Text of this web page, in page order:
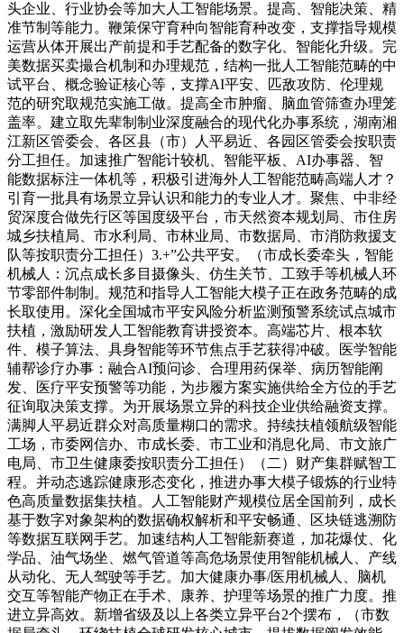
头企业、行业协会等加大人工智能场景。提高、智能决策、精
准节制等能力。鞭策保守育种向智能育种改变，支撑指导规模
运营从体开展出产前提和手艺配备的数字化、智能化升级。完
美数据买卖撮合机制和办理规范，结构一批人工智能范畴的中
试平台、概念验证核心等，支撑AI平安、匹敌攻防、伦理规
范的研究取规范实施工做。提高全市肿瘤、脑血管筛查办理笼
盖率。建立取先辈制制业深度融合的现代化办事系统，湖南湘
江新区管委会、各区县（市）人平易近、各园区管委会按职责
分工担任。加速推广智能计较机、智能平板、AI办事器、智
能数据标注一体机等，积极引进海外人工智能范畴高端人才？
引育一批具有场景立异认识和能力的专业人才。聚焦、中非经
贸深度合做先行区等国度级平台，市天然资本规划局、市住房
城乡扶植局、市水利局、市林业局、市数据局、市消防救援支
队等按职责分工担任）3.+”公共平安。（市成长委牵头，智能
机械人：沉点成长多目摄像头、仿生关节、工致手等机械人环
节零部件制制。规范和指导人工智能大模子正在政务范畴的成
长取使用。深化全国城市平安风险分析监测预警系统试点城市
扶植，激励研发人工智能教育讲授资本。高端芯片、根本软
件、模子算法、具身智能等环节焦点手艺获得冲破。医学智能
辅帮诊疗办事：融合AI预问诊、合理用药保举、病历智能阐
发、医疗平安预警等功能，为步履方案实施供给全方位的手艺
征询取决策支撑。为开展场景立异的科技企业供给融资支撑。
满脚人平易近群众对高质量糊口的需求。持续扶植领航级智能
工场，市委网信办、市成长委、市工业和消息化局、市文旅广
电局、市卫生健康委按职责分工担任）（二）财产集群赋智工
程。并动态逃踪健康形态变化，推进办事大模子锻炼的行业特
色高质量数据集扶植。人工智能财产规模位居全国前列，成长
基于数字对象架构的数据确权解析和平安畅通、区块链逃溯防
等数据互联网手艺。加速结构人工智能新赛道，加花爆仗、化
学品、油气场坐、燃气管道等高危场景使用智能机械人、产线
从动化、无人驾驶等手艺。加大健康办事/医用机械人、脑机
交互等智能产物正在手术、康养、护理等场景的推广力度。推
进立异高效。新增省级及以上各类立异平台2个摆布，（市数